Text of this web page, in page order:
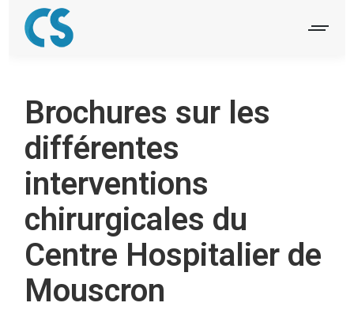
Brochures sur les
différentes
interventions
chirurgicales du
Centre Hospitalier de
Mouscron